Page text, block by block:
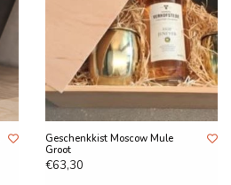
Geschenkkist Moscow Mule
Groot
€63,30